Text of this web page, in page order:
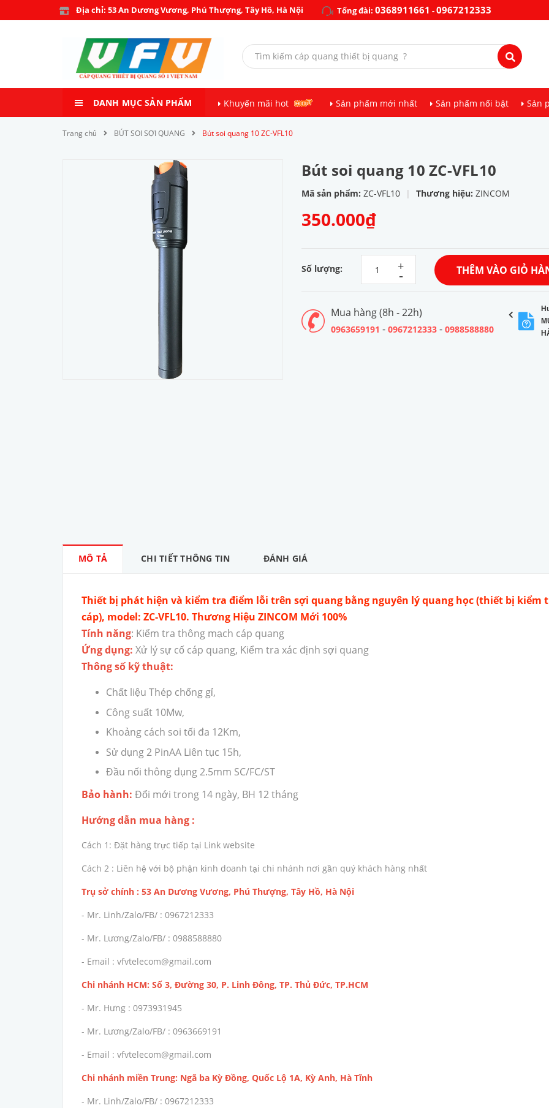
Địa chỉ: 53 An Dương Vương, Phú Thượng, Tây Hồ, Hà Nội Tổng đài: 0368911661 -0967212333
DANH MỤC SẢN PHẨM Khuyến mãi hot Sản phẩm mới nhất Sản phẩm nổi bật Sản
Trang chủ BÚT SOI SỢI QUANG Bút soi quang 10 ZC-VFL10
Bút soi quang 10 ZC-VFL10
Mã sản phẩm: ZC-VFL10 | Thương hiệu: ZINCOM
350.000₫
Số lượng: -
+ THÊM VÀO GIỎ
Mua hàng (8h - 22h)
0963659191 - 0967212333 - 0988588880
MÔ TẢ CHI TIẾT THÔNG TIN ĐÁNH GIÁ
Thiết bị phát hiện và kiểm tra điểm lỗi trên sợi quang bằng nguyên lý quang học (thiết bị kiểm
cáp), model: ZC-VFL10. Thương Hiệu ZINCOM Mới 100%
Tính năng: Kiểm tra thông mạch cáp quang
Ứng dụng: Xử lý sự cố cáp quang, Kiểm tra xác định sợi quang
Thông số kỹ thuật:
Chất liệu Thép chống gỉ,
Công suất 10Mw,
Khoảng cách soi tối đa 12Km,
Sử dụng 2 PinAA Liên tục 15h,
Đầu nối thông dụng 2.5mm SC/FC/ST
Bảo hành: Đổi mới trong 14 ngày, BH 12 tháng
Hướng dẫn mua hàng :
Cách 1: Đặt hàng trực tiếp tại Link website
Cách 2 : Liên hệ với bộ phận kinh doanh tại chi nhánh nơi gần quý khách hàng nhất
Trụ sở chính : 53 An Dương Vương, Phú Thượng, Tây Hồ, Hà Nội
- Mr. Linh/Zalo/FB/ : 0967212333
- Mr. Lương/Zalo/FB/ : 0988588880
- Email : vfvtelecom@gmail.com
Chi nhánh HCM: Số 3, Đường 30, P. Linh Đông, TP. Thủ Đức, TP.HCM
- Mr. Hưng : 0973931945
- Mr. Lương/Zalo/FB/ : 0963669191
- Email : vfvtelecom@gmail.com
Chi nhánh miền Trung: Ngã ba Kỳ Đồng, Quốc Lộ 1A, Kỳ Anh, Hà Tĩnh
- Mr. Linh/Zalo/FB/ : 0967212333